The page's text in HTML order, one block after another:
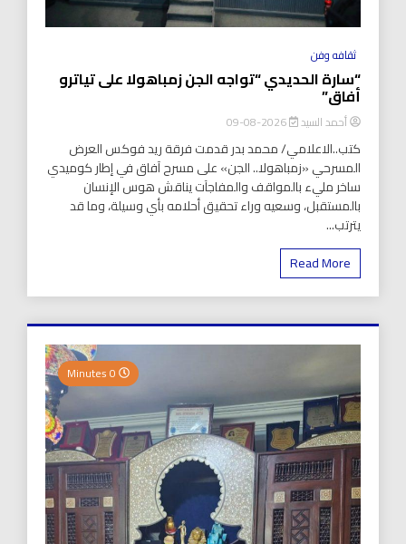
ثقافه وفن
“سارة الحديدي “تواجه الجن زمباهولا على تياترو
أفاق”
أحمد السيد 2026-08-09
كتب..الاعلامي/ محمد بدر قدمت فرقة ريد فوكس العرض
المسرحي «زمباهولا.. الجن» على مسرح آفاق في إطار كوميدي
ساخر مليء بالمواقف والمفاجآت يناقش هوس الإنسان
بالمستقبل، وسعيه وراء تحقيق أحلامه بأي وسيلة، وما قد
يترتب...
Read More